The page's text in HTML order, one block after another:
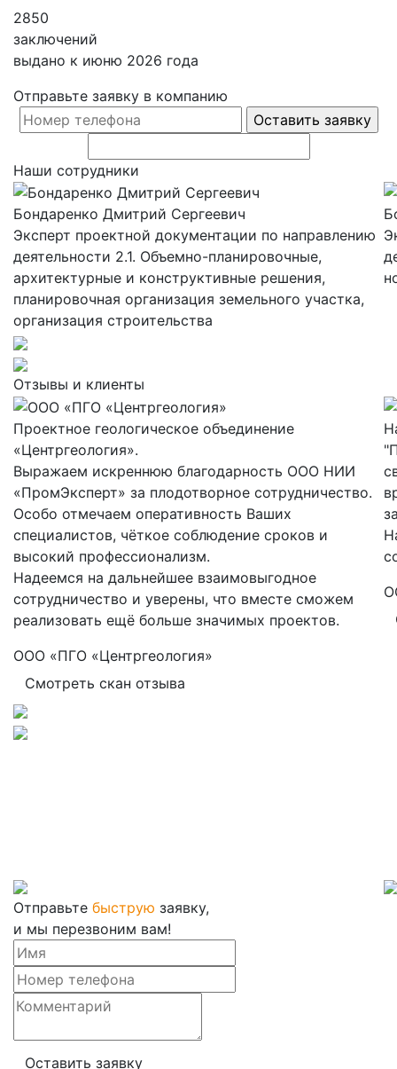
2850
заключений
выдано к июню 2026 года
Отправьте заявку в компанию
Наши сотрудники
Бондаренко Дмитрий Сергеевич
Эксперт проектной документации по направлению
деятельности 2.1. Объемно-планировочные,
архитектурные и конструктивные решения,
планировочная организация земельного участка,
организация строительства
Отзывы и клиенты
Проектное геологическое объединение
«Центргеология».
Выражаем искреннюю благодарность ООО НИИ
«ПромЭксперт» за плодотворное сотрудничество.
Особо отмечаем оперативность Ваших
специалистов, чёткое соблюдение сроков и
высокий профессионализм.
Надеемся на дальнейшее взаимовыгодное
сотрудничество и уверены, что вместе сможем
реализовать ещё больше значимых проектов.
ООО «ПГО «Центргеология»
Смотреть скан отзыва
Отправьте быструю заявку,
и мы перезвоним вам!